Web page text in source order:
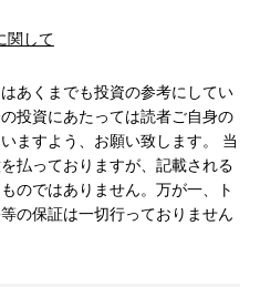
関して
あくまでも投資の参考にしてい
投資にあたっては読者ご自身の
ますよう、お願い致します。 当
払っておりますが、記載される
のではありません。万が一、ト
の保証は一切行っておりません